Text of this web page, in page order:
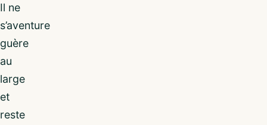
Il ne
s’aventure
guère
au
large
et
reste